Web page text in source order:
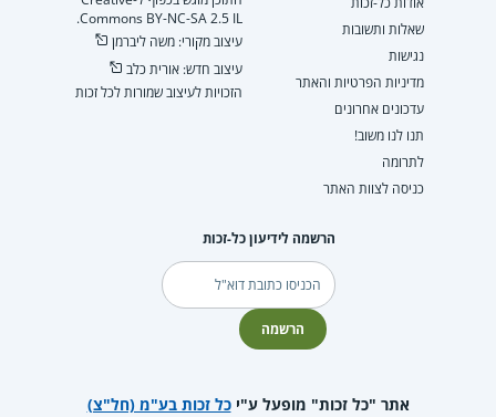
שאלות ותשובות
נגישות
מדיניות הפרטיות והאתר
עדכונים אחרונים
תנו לנו משוב!
לתרומה
כניסה לצוות האתר
Commons BY-NC-SA 2.5 IL.
עיצוב מקורי: משה ליברמן
עיצוב חדש: אורית כלב
הזכויות לעיצוב שמורות לכל זכות
הרשמה לידיעון כל-זכות
דוא"ל
הרשמה
אתר "כל זכות" מופעל ע"יכל זכות בע"מ (חל"צ)